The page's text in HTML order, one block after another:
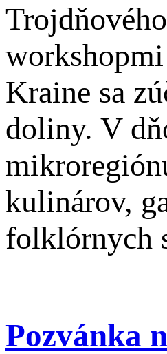
Kraine sa
doliny. V
kulinárov,
folklórnych
Pozvánka